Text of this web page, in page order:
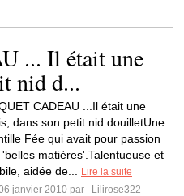
... Il était une
nid d...
CADEAU ...Il était une
dans son petit nid douilletUne
Fée qui avait pour passion
'belles matières'.Talentueuse et
aidée de...
Lire la suite
janvier 2010 par
Lilirose322